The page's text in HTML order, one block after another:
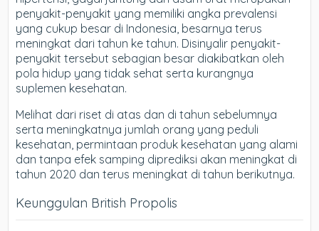
penyakit-penyakit yang memiliki angka prevalensi
yang cukup besar di Indonesia, besarnya terus
meningkat dari tahun ke tahun. Disinyalir penyakit-
penyakit tersebut sebagian besar diakibatkan oleh
pola hidup yang tidak sehat serta kurangnya
suplemen kesehatan.
Melihat dari riset di atas dan di tahun sebelumnya
serta meningkatnya jumlah orang yang peduli
kesehatan, permintaan produk kesehatan yang alami
dan tanpa efek samping diprediksi akan meningkat di
tahun 2020 dan terus meningkat di tahun berikutnya.
Keunggulan British Propolis